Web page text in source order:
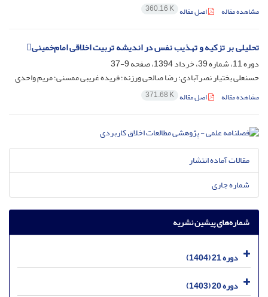
مشاهده مقاله اصل مقاله 360.16 K
تحلیلی بر تزکیه و تهذیب نفس در اندیشه تربیت اخلاقی امام‌خمینی
دوره 11، شماره 39، خرداد 1394، صفحه
9-37
حسنعلی بختیار نصرآبادی؛ رضا صالحی ورزنه؛ فریده غریبی ممسنی؛ مریم واحدی
مشاهده مقاله اصل مقاله 371.68 K
مقالات آماده انتشار
شماره جاری
شماره‌های پیشین نشریه
دوره 21 (1404)
دوره 20 (1403)